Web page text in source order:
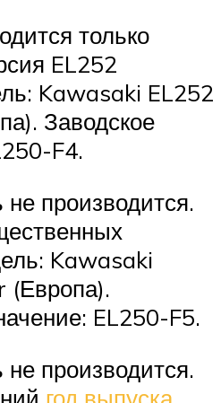
только
EL252
Kawasaki EL252
Заводское
F4.
производится.
Kawasaki
(Европа).
EL250-F5.
производится.
год выпуска